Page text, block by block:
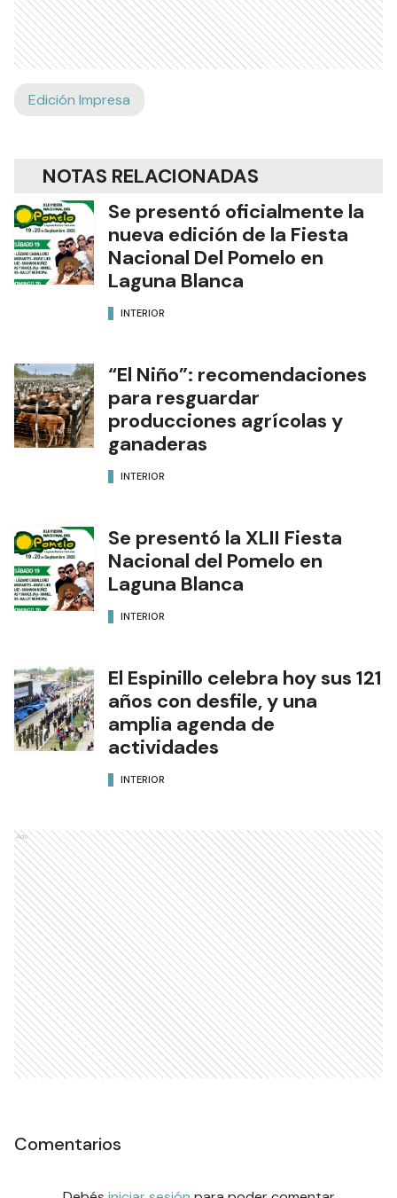
Edición Impresa
NOTAS RELACIONADAS
Se presentó oficialmente la
nueva edición de la Fiesta
Nacional Del Pomelo en
Laguna Blanca
INTERIOR
“El Niño”: recomendaciones
para resguardar
producciones agrícolas y
ganaderas
INTERIOR
Se presentó la XLII Fiesta
Nacional del Pomelo en
Laguna Blanca
INTERIOR
El Espinillo celebra hoy sus 121
años con desfile, y una
amplia agenda de
actividades
INTERIOR
Ads
Comentarios